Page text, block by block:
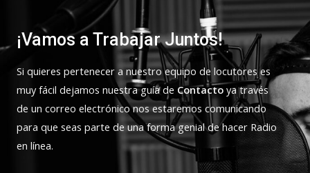
¡Vamos a Trabajar Juntos!
Si quieres pertenecer a nuestro equipo de locutores es
muy fácil dejamos nuestra guía de Contacto ya través
de un correo electrónico nos estaremos comunicando
para que seas parte de una forma genial de hacer Radio
en línea.